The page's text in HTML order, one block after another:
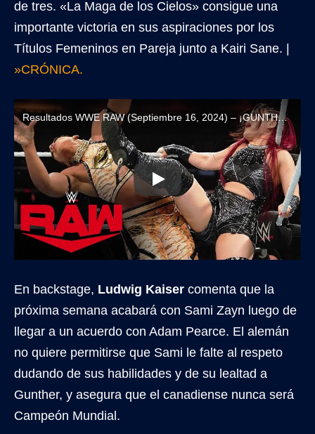
de tres. «La Maga de los Cielos» consigue una
importante victoria en sus aspiraciones por los
Títulos Femeninos en Pareja junto a Kairi Sane. |
»CRÓNICA.
Resultados WWE RAW (Septiembre 16, 2024) – ¡GUNTHER VUELVE A RECHAZAR A SAMI ZAYN!
En backstage, Ludwig Kaiser comenta que la
próxima semana acabará con Sami Zayn luego de
llegar a un acuerdo con Adam Pearce. El alemán
no quiere permitirse que Sami le falte al respeto
dudando de sus habilidades y de su lealtad a
Gunther, y asegura que el canadiense nunca será
Campeón Mundial.